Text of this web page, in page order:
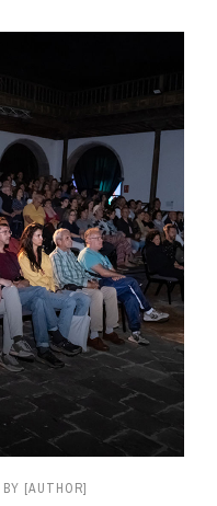
BY [AUTHOR]